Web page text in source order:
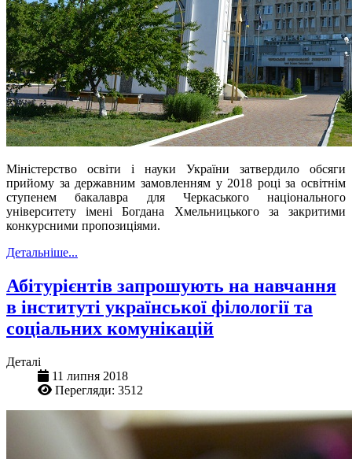
Міністерство освіти і науки України затвердило обсяги
прийому за державним замовленням у 2018 році за освітнім
ступенем бакалавра для Черкаського національного
університету імені Богдана Хмельницького за закритими
конкурсними пропозиціями.
Детальніше...
Абітурієнтів запрошують на навчання
в інституті української філології та
соціальних комунікацій
Деталі
11 липня 2018
Перегляди: 3512